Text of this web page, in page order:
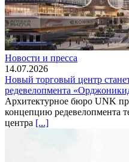
Новости и пресса
14.07.2026
Новый торговый центр
редевелопмента
Архитектурное бюро UNK
концепцию редевелопмента
центра [...]